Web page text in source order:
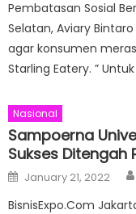
Pembatasan Sosial
Selatan, Aviary
agar konsumen
Starling Eatery. ”
Nasional
Sampoerna
Sukses Ditengah
Posted
on
January 21, 2022
BisnisExpo.Com